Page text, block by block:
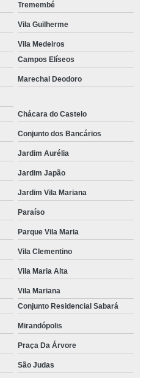
Tremembé
Vila Guilherme
Vila Medeiros
Campos Elíseos
Marechal Deodoro
Chácara do Castelo
Conjunto dos Bancários
Jardim Aurélia
Jardim Japão
Jardim Vila Mariana
Paraíso
Parque Vila Maria
Vila Clementino
Vila Maria Alta
Vila Mariana
Conjunto Residencial Sabará
Mirandópolis
Praça Da Árvore
São Judas